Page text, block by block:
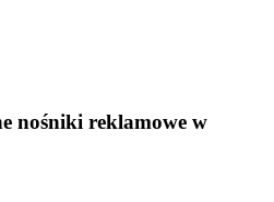
nośniki reklamowe w